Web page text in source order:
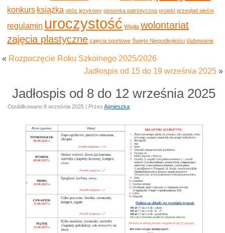
konkurs książka obóz językowy piosenka patriotyczna projekt przegląd pieśni
regulamin uroczystość Wigilia wolontariat
zajęcia plastyczne zajęcia sportowe Święto Niepodległości ślubowanie
« Rozpoczęcie Roku Szkolnego 2025/2026
Jadłospis od 15 do 19 września 2025»
Jadłospis od 8 do 12 września 2025
Opublikowano 8 września 2025 | Przez Agnieszka